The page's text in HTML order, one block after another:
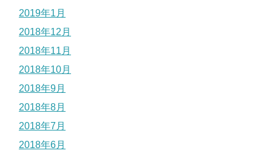
2019年1月
2018年12月
2018年11月
2018年10月
2018年9月
2018年8月
2018年7月
2018年6月